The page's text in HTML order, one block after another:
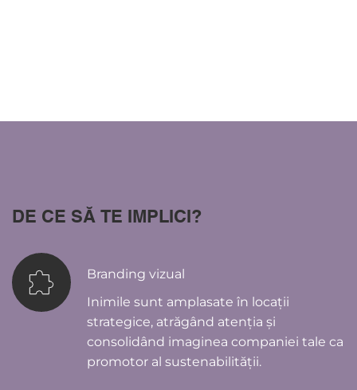
DE CE SĂ TE IMPLICI?
Branding vizual
Inimile sunt amplasate în locații
strategice, atrăgând atenția și
consolidând imaginea companiei tale ca
promotor al sustenabilității.